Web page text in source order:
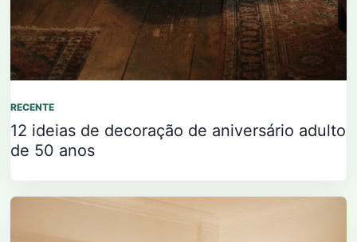
RECENTE
12 ideias de decoração de aniversário adulto
de 50 anos